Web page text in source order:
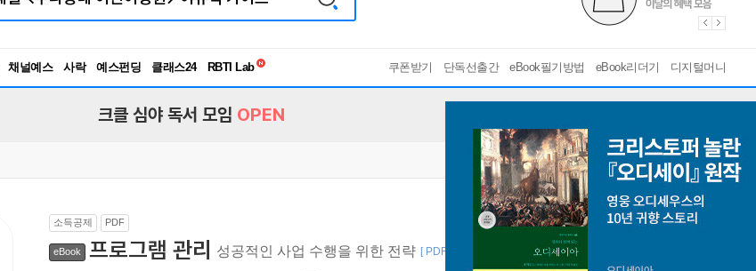
채널예스 사락 예스펀딩 클래스24
독서유형검사
쿠폰받기 단독선출간 eBook필기방법 eBook리더기 디지털머니
크클 심야 독서 모임 OPEN
소득공제 PDF
eBook 프로그램 관리 성공적인 사업 수행을 위한 전략 [ PDF ]